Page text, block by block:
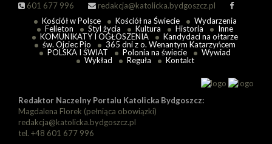
601 677 996
redakcja@katolicka.bydgoszcz.pl
Kościół w Polsce Kościół na Świecie
Wydarzenia
Felieton
Styl życia Kultura Historia
Inne
KOMUNIKATY I OGŁOSZENIA
Kandydaci na ołtarze
św. Ojciec Pio
365 dni z o. Wenantym Katarzyńcem
POLSKA I ŚWIAT
Polonia na świecie
Wywiad
Wykład
Reguła Kontakt
Redaktor Naczelny Portalu Katolicka Bydgoszcz:
Magdalena Florek (pełniąca obowiązki)
redakcja@katolicka.bydgoszcz.pl
tel. +48 601 677 996